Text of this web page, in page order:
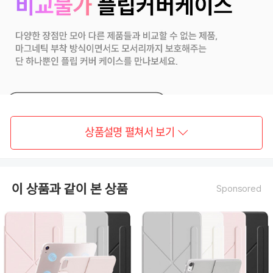
상품설명 펼쳐서 보기
이 상품과 같이 본 상품 Sponsored